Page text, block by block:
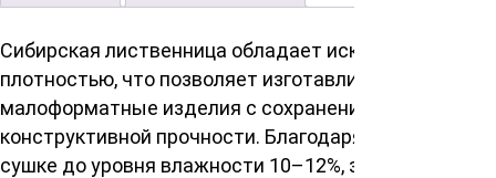
Сибирская лиственница обладает исключительной
плотностью, что позволяет изготавливать
малоформатные изделия с сохранением их
конструктивной прочности. Благодаря камерной
сушке до уровня влажности 10–12%, заготовки